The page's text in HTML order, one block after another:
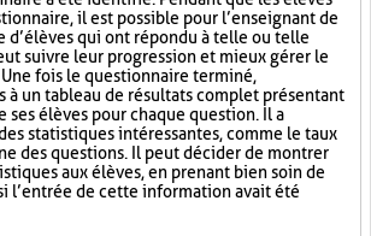
il est possible pour l’enseignant de
d’élèves qui ont répondu à telle ou telle
suivre leur progression et mieux gérer le
fois le questionnaire terminé,
à un tableau de résultats complet présentant
ses élèves pour chaque question. Il a
statistiques intéressantes, comme le taux
des questions. Il peut décider de montrer
aux élèves, en prenant bien soin de
l’entrée de cette information avait été